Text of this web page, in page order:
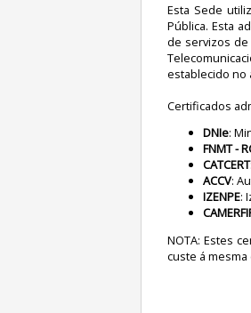
Esta Sede
Pública. Esta
de servizos
establecido no
Certificados
DNIe:
FNMT -
CATCERT
ACCV:
IZENPE:
NOTA: Estes
custe á